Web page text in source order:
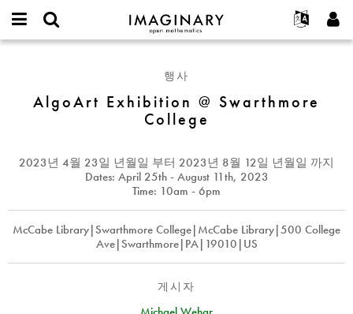
IMAGINARY
open
Français
Deutsch
한국어
Türkçe
Programs
Galleries
Hands-On
Texts
Exhibitions
나머지 보기...
프로젝트
참가하기
연락처
username
가입하기
새로운 비밀번호 요청하기
행사
AlgoArt Exhibition @ Swarthmore
College
2023년 4월 23일 년월일 부터 2023년 8월 12일 년월일 까지
Dates: April 25th - August 11th, 2023
Time: 10am - 6pm
McCabe Library|Swarthmore College|McCabe Library|500 College
Ave|Swarthmore|PA|19010|US
게시자